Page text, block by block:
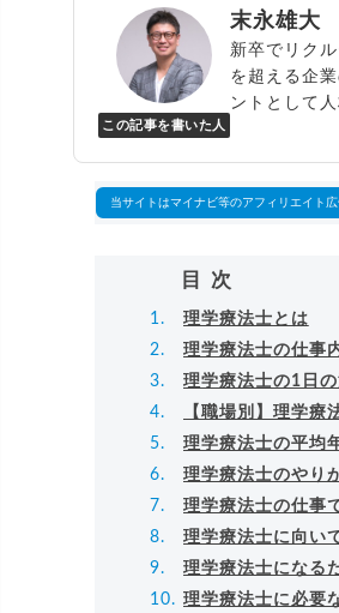
この記事を書いた人
末永雄大
新卒でリク
を超える企
ントとして
当サイトはマイナビ等のアフィリエイト
目次
理学療法士とは
理学療法士の仕事
理学療法士の1日
【職場別】理学療
理学療法士の平均
理学療法士のやり
理学療法士の仕事
理学療法士に向い
理学療法士になる
理学療法士に必要